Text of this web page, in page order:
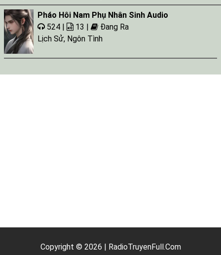
Pháo Hôi Nam Phụ Nhân Sinh Audio
524 |
13 |
Đang Ra
Lịch Sử, Ngôn Tình
Copyright © 2026 | RadioTruyenFull.Com